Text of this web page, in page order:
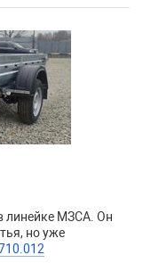
линейке МЗСА. Он
но уже